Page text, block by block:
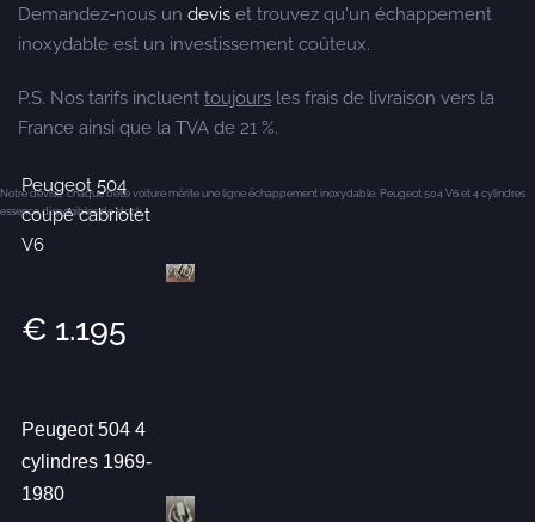
Notre devise: chaque belle voiture mérite une ligne échappement inoxydable. Peugeot 504 V6 et 4 cylindres
essence disponibles de stock
Demandez-nous un devis et trouvez qu'un échappement
inoxydable est un investissement coûteux.
P.S. Nos tarifs incluent toujours les frais de livraison vers la
France ainsi que la TVA de 21 %.
Peugeot 504
coupé cabriolet
V6
€ 1.195
Peugeot 504 4
cylindres 1969-
1980